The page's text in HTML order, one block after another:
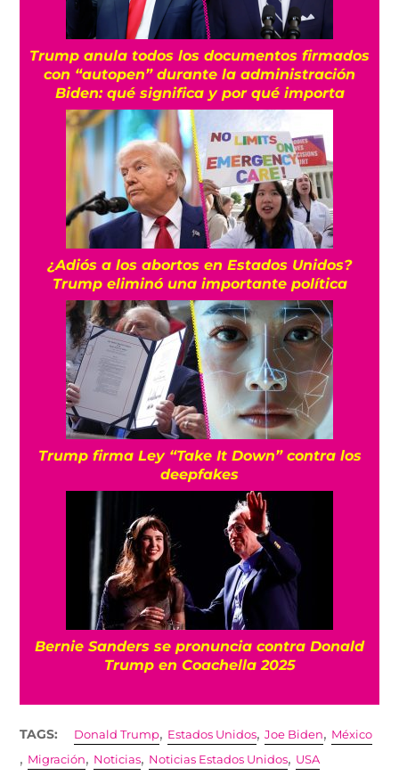
Trump anula todos los documentos firmados
con “autopen” durante la administración
Biden: qué significa y por qué importa
¿Adiós a los abortos en Estados Unidos?
Trump eliminó una importante política
Trump firma Ley “Take It Down” contra los
deepfakes
Bernie Sanders se pronuncia contra Donald
Trump en Coachella 2025
TAGS: Donald Trump, Estados Unidos,Joe Biden, México
, Migración, Noticias, Noticias Estados Unidos, USA